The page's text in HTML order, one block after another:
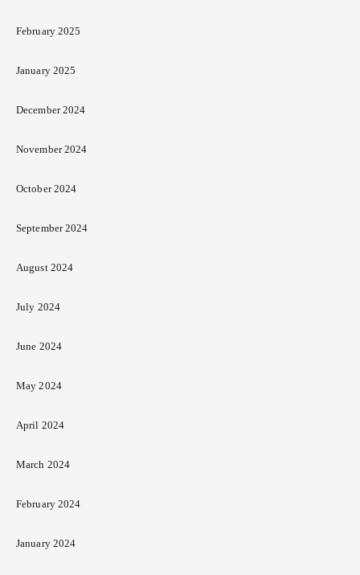
February 2025
January 2025
December 2024
November 2024
October 2024
September 2024
August 2024
July 2024
June 2024
May 2024
April 2024
March 2024
February 2024
January 2024